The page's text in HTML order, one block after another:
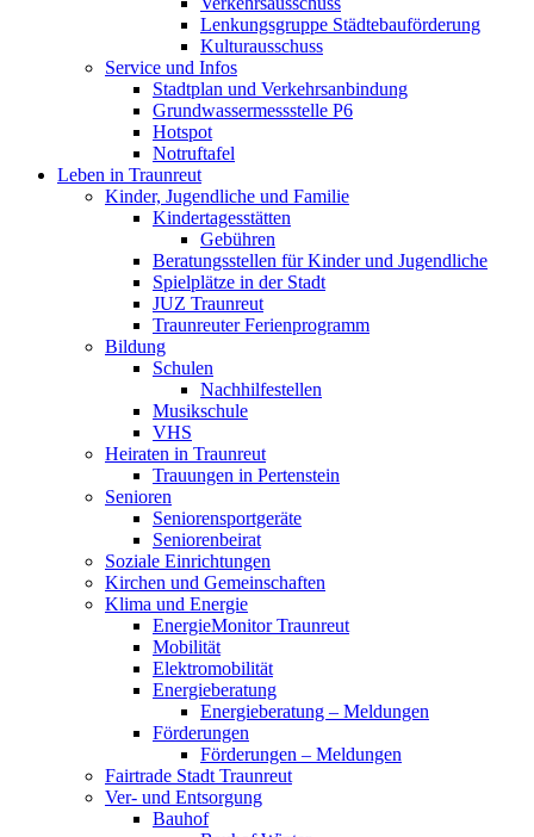
Lenkungsgruppe Städtebauförderung
Kulturausschuss
Service und Infos
Stadtplan und Verkehrsanbindung
Grundwassermessstelle P6
Hotspot
Notruftafel
Leben in Traunreut
Kinder, Jugendliche und Familie
Kindertagesstätten
Gebühren
Beratungsstellen für Kinder und Jugendliche
Spielplätze in der Stadt
JUZ Traunreut
Traunreuter Ferienprogramm
Bildung
Schulen
Nachhilfestellen
Musikschule
VHS
Heiraten in Traunreut
Trauungen in Pertenstein
Senioren
Seniorensportgeräte
Seniorenbeirat
Soziale Einrichtungen
Kirchen und Gemeinschaften
Klima und Energie
EnergieMonitor Traunreut
Mobilität
Elektromobilität
Energieberatung
Energieberatung – Meldungen
Förderungen
Förderungen – Meldungen
Fairtrade Stadt Traunreut
Ver- und Entsorgung
Bauhof